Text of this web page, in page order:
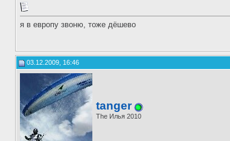
я в европу звоню, тоже дёшево
03.12.2009, 16:46
tanger
The Илья 2010